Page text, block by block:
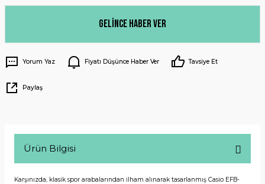
Gelince Haber Ver
Yorum Yaz Fiyatı Düşünce Haber Ver Tavsiye Et
Paylaş
Ürün Bilgisi
Karşınızda, klasik spor arabalarından ilham alınarak tasarlanmış Casio EFB-